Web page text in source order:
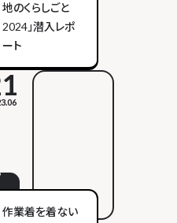
地のくらしごと
2024」潜入レポ
ート
作業着を着ない